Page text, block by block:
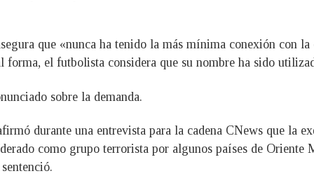
que «nunca ha tenido la más mínima conexión con
el futbolista considera que su nombre ha sido
sobre la demanda.
durante una entrevista para la cadena CNews que la
como grupo terrorista por algunos países de Oriente